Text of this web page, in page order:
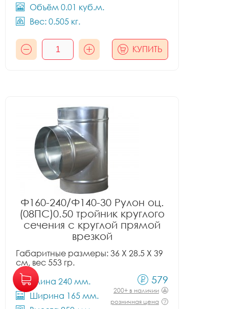
Объём 0.01 куб.м.
Вес: 0.505 кг.
КУПИТЬ
Ф160-240/Ф140-30 Рулон оц.
(08ПС)0.50 тройник круглого
сечения с круглой прямой
врезкой
Габаритные размеры: 36 X 28.5 X 39
см, вес 553 гр.
Длина 240 мм.
Ширина 165 мм.
579
200+ в наличии
розничная цена